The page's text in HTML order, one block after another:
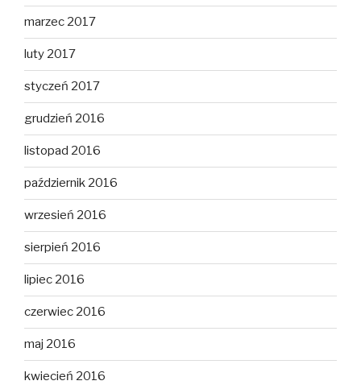
marzec 2017
luty 2017
styczeń 2017
grudzień 2016
listopad 2016
październik 2016
wrzesień 2016
sierpień 2016
lipiec 2016
czerwiec 2016
maj 2016
kwiecień 2016